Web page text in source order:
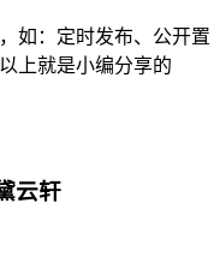
如：定时发布、公开置
上就是小编分享的
云轩